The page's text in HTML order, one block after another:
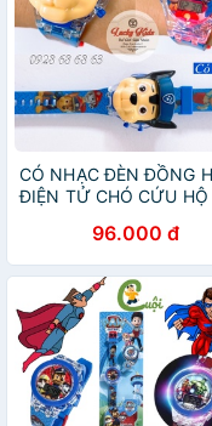
CÓ NHẠC ĐÈN ĐỒNG
ĐIỆN TỬ CHÓ CỨU HỘ
96.000 đ